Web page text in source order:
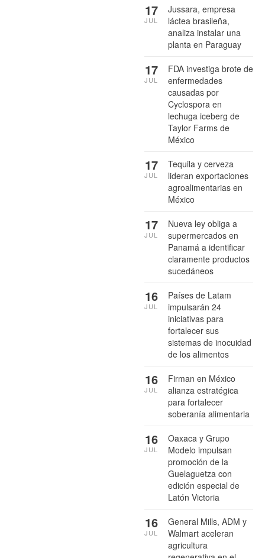
Jussara, empresa
láctea brasileña,
analiza instalar una
planta en Paraguay
17
JUL
FDA investiga brote de
enfermedades
causadas por
Cyclospora en
lechuga iceberg de
Taylor Farms de
México
17
JUL
Tequila y cerveza
lideran exportaciones
agroalimentarias en
México
17
JUL
Nueva ley obliga a
supermercados en
Panamá a identificar
claramente productos
sucedáneos
17
JUL
Países de Latam
impulsarán 24
iniciativas para
fortalecer sus
sistemas de inocuidad
de los alimentos
16
JUL
Firman en México
alianza estratégica
para fortalecer
soberanía alimentaria
16
JUL
Oaxaca y Grupo
Modelo impulsan
promoción de la
Guelaguetza con
edición especial de
Latón Victoria
16
JUL
General Mills, ADM y
Walmart aceleran
agricultura
16
JUL